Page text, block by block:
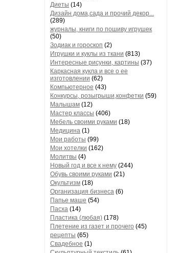
Диеты (14)
Дизайн дома,сада и прочий декор...
(289)
журналы, книги по пошиву игрушек
(50)
Зодиак и гороскоп (2)
Игрушки и куклы из ткани (813)
Интересные рисунки, картины (37)
Каркасная кукла и все о ее
изготовлении (62)
Компьютерное (43)
Конкурсы, розыгрыши,конфетки (59)
Малышам (12)
Мастер классы (406)
Мебель своими руками (18)
Медицина (1)
Мои работы (99)
Мои хотелки (162)
Молитвы (4)
Новый год и все к нему (244)
Обувь своими руками (21)
Окультизм (18)
Организация бизнеса (6)
Папье маше (54)
Пасха (14)
Пластика (любая) (178)
Плетение из газет и прочего (45)
рецепты (65)
Свадебное (1)